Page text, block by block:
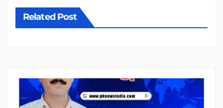
Related Post